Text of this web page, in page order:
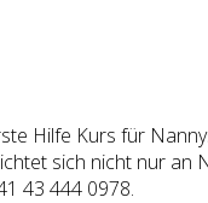
Hilfe Kurs für
sich nicht nur
43 444 0978.